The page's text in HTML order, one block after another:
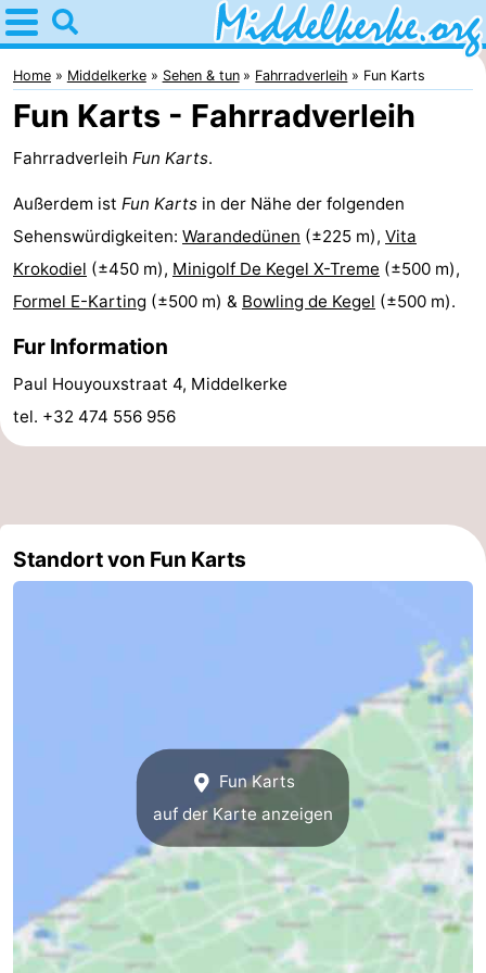
Home
Middelkerke
Tipps
Für
Appartements
Suites
Holiday
Campingplätze
Nieuwpoort
-
tun
Museen
-
Home Middelkerke Sehen & tun Fahrradverleih Fun Karts
Fun Karts - Fahrradverleih
Fahrradverleih Fun Karts.
Außerdem ist Fun Karts in der Nähe der folgenden
Sehenswürdigkeiten: Warandedünen (±225 m), Vita
Krokodiel (±450 m), Minigolf De Kegel X-Treme (±500 m),
Formel E-Karting (±500 m) & Bowling de Kegel (±500 m).
Fur Information
Paul Houyouxstraat 4, Middelkerke
tel. +32 474 556 956
Standort von Fun Karts
Fun Karts
auf der Karte anzeigen